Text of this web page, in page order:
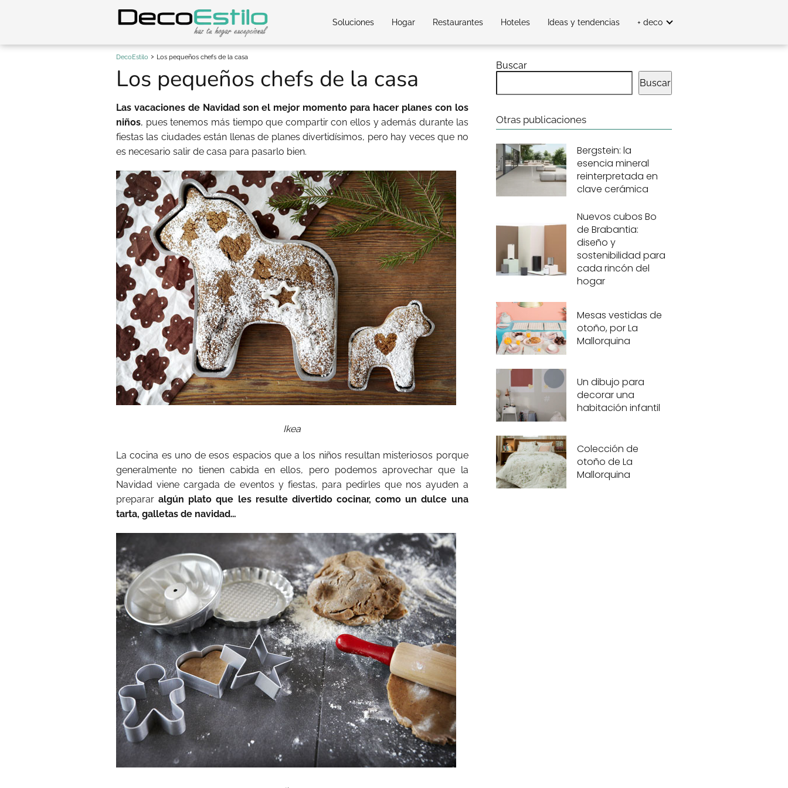
Soluciones Hogar Restaurantes Hoteles Ideas y tendencias + deco
DecoEstilo Los pequeños chefs de la casa
Los pequeños chefs de la casa
Las vacaciones de Navidad son el mejor momento para hacer planes con los
niños, pues tenemos más tiempo que compartir con ellos y además durante las
fiestas las ciudades están llenas de planes divertidísimos, pero hay veces que no
es necesario salir de casa para pasarlo bien.
Ikea
La cocina es uno de esos espacios que a los niños resultan misteriosos porque
generalmente no tienen cabida en ellos, pero podemos aprovechar que la
Navidad viene cargada de eventos y fiestas, para pedirles que nos ayuden a
prepararalgún plato que les resulte divertido cocinar, como un dulce una
tarta, galletas de navidad…
Buscar
Buscar
Otras publicaciones
Bergstein: la
esencia mineral
reinterpretada en
clave cerámica
Nuevos cubos Bo
de Brabantia:
diseño y
sostenibilidad para
cada rincón del
hogar
Mesas vestidas de
otoño, por La
Mallorquina
Un dibujo para
decorar una
habitación infantil
Colección de
otoño de La
Mallorquina